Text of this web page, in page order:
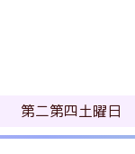
第二第四土曜日